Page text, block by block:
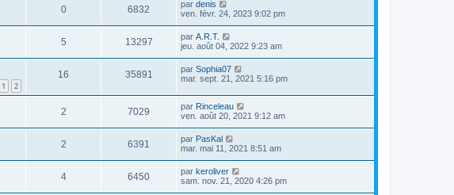
0 6832 par denis
ven. févr. 24, 2023 9:02 pm
5 13297 par A.R.T.
jeu. août 04, 2022 9:23 am
1 2
16 35891 par Sophia07
mar. sept. 21, 2021 5:16 pm
2 7029 par Rinceleau
ven. août 20, 2021 9:12 am
2 6391 par PasKal
mar. mai 11, 2021 8:51 am
4 6450 par keroliver
sam. nov. 21, 2020 4:26 pm